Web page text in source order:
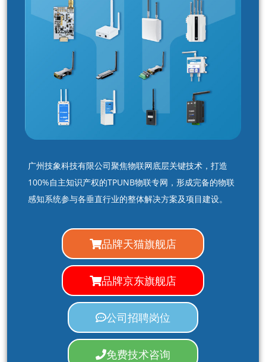
广州技象科技有限公司聚焦物联网底层关键技术，打造
100%自主知识产权的TPUNB物联专网，形成完备的物联
感知系统参与各垂直行业的整体解决方案及项目建设。
品牌天猫旗舰店
品牌京东旗舰店
公司招聘岗位
免费技术咨询